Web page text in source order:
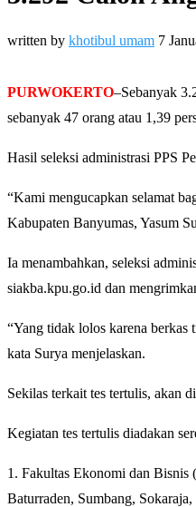
written by khotibul umam 7
PURWOKERTO–Sebanyak
sebanyak 47 orang atau 1,39
Hasil seleksi administrasi PPS
“Kami mengucapkan selamat
Kabupaten Banyumas, Yasum
Ia menambahkan, seleksi
siakba.kpu.go.id dan
“Yang tidak lolos karena berkas
kata Surya menjelaskan.
Sekilas terkait tes tertulis, akan
Kegiatan tes tertulis diadakan
1. Fakultas Ekonomi dan Bisnis
Baturraden, Sumbang,